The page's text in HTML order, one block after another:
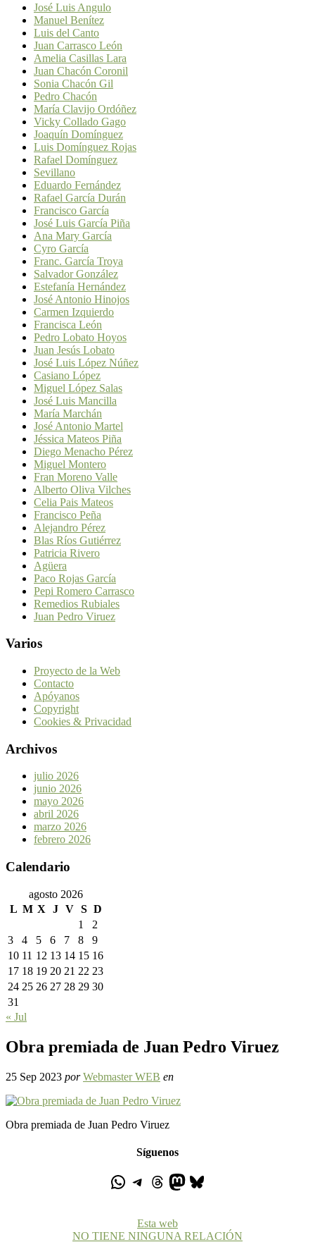
José Luis Angulo
Manuel Benítez
Luis del Canto
Juan Carrasco León
Amelia Casillas Lara
Juan Chacón Coronil
Sonia Chacón Gil
Pedro Chacón
María Clavijo Ordóñez
Vicky Collado Gago
Joaquín Domínguez
Luis Domínguez Rojas
Rafael Domínguez
Sevillano
Eduardo Fernández
Rafael García Durán
Francisco García
José Luis García Piña
Ana Mary García
Cyro García
Franc. García Troya
Salvador González
Estefanía Hernández
José Antonio Hinojos
Carmen Izquierdo
Francisca León
Pedro Lobato Hoyos
Juan Jesús Lobato
José Luis López Núñez
Casiano López
Miguel López Salas
José Luis Mancilla
María Marchán
José Antonio Martel
Jéssica Mateos Piña
Diego Menacho Pérez
Miguel Montero
Fran Moreno Valle
Alberto Oliva Vilches
Celia Pais Mateos
Francisco Peña
Alejandro Pérez
Blas Ríos Gutiérrez
Patricia Rivero
Agüera
Paco Rojas García
Pepi Romero Carrasco
Remedios Rubiales
Juan Pedro Viruez
Varios
Proyecto de la Web
Contacto
Apóyanos
Copyright
Cookies & Privacidad
Archivos
julio 2026
junio 2026
mayo 2026
abril 2026
marzo 2026
febrero 2026
Calendario
agosto 2026
L M X J V S D
1
2
3
4 5 6 7 8
9
10 11 12 13 14 15 16
17 18 19 20 21 22 23
24 25 26 27 28 29 30
31
« Jul
Obra premiada de Juan Pedro Viruez
25 Sep 2023 por Webmaster WEB en
Obra premiada de Juan Pedro Viruez
Síguenos
Esta web
NO TIENE NINGUNA RELACIÓN